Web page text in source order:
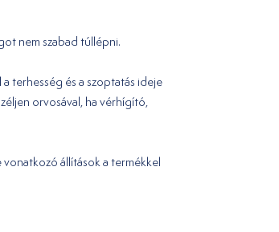
nem szabad túllépni.
terhesség és a szoptatás ideje
orvosával, ha vérhígító,
állítások a termékkel